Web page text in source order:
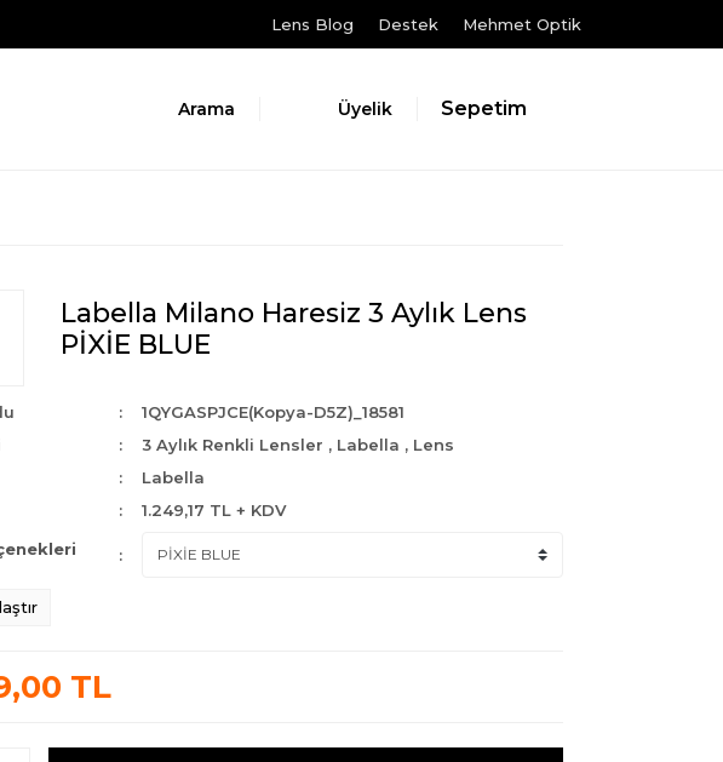
Lens Blog Destek Mehmet Optik
Arama Üyelik Sepetim
Labella Milano Haresiz 3 Aylık Lens
PİXİE BLUE
1QYGASPJCE(Kopya-D5Z)_18581
3 Aylık Renkli Lensler , Labella , Lens
Labella
1.249,17 TL + KDV
TL